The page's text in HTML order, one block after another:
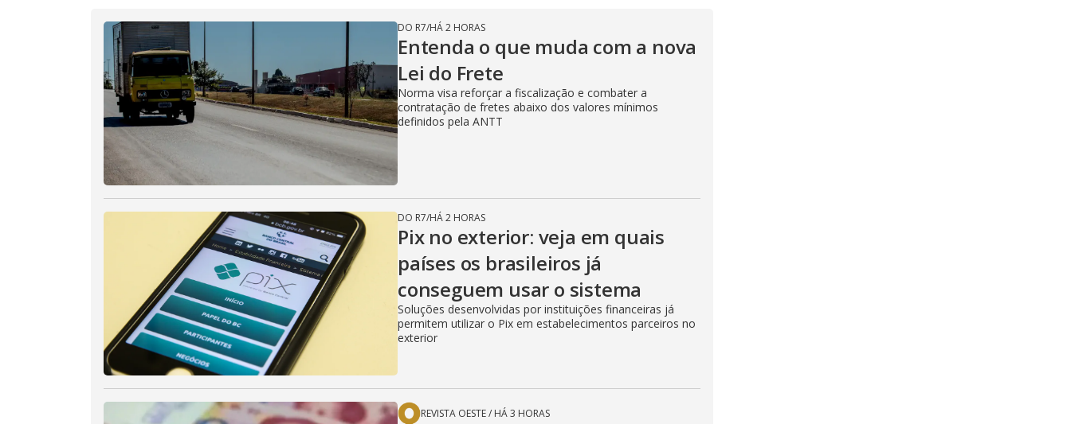
DO R7/HÁ 2 HORAS
Entenda o que muda com a nova
Lei do Frete
Norma visa reforçar a fiscalização e combater a
contratação de fretes abaixo dos valores mínimos
definidos pela ANTT
DO R7/HÁ 2 HORAS
Pix no exterior: veja em quais
países os brasileiros já
conseguem usar o sistema
Soluções desenvolvidas por instituições financeiras já
permitem utilizar o Pix em estabelecimentos parceiros no
exterior
REVISTA OESTE/ HÁ 3 HORAS